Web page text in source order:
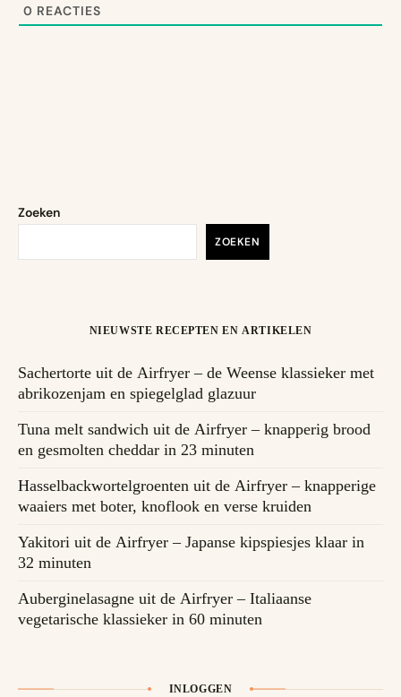
0 REACTIES
Zoeken
ZOEKEN
NIEUWSTE RECEPTEN EN ARTIKELEN
Sachertorte uit de Airfryer – de Weense klassieker met
abrikozenjam en spiegelglad glazuur
Tuna melt sandwich uit de Airfryer – knapperig brood
en gesmolten cheddar in 23 minuten
Hasselbackwortelgroenten uit de Airfryer – knapperige
waaiers met boter, knoflook en verse kruiden
Yakitori uit de Airfryer – Japanse kipspiesjes klaar in
32 minuten
Auberginelasagne uit de Airfryer – Italiaanse
vegetarische klassieker in 60 minuten
INLOGGEN